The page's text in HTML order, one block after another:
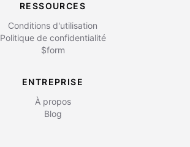
RESSOURCES
Conditions d'utilisation
Politique de confidentialité
$form
ENTREPRISE
À propos
Blog